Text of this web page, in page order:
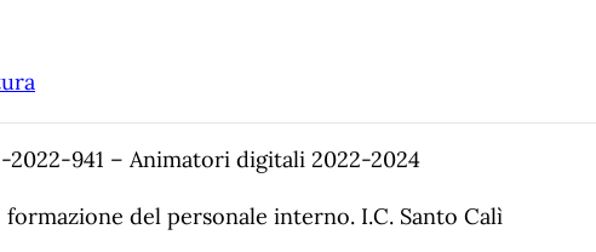
2022-941 – Animatori digitali 2022-2024
del personale interno. I.C. Santo Calì